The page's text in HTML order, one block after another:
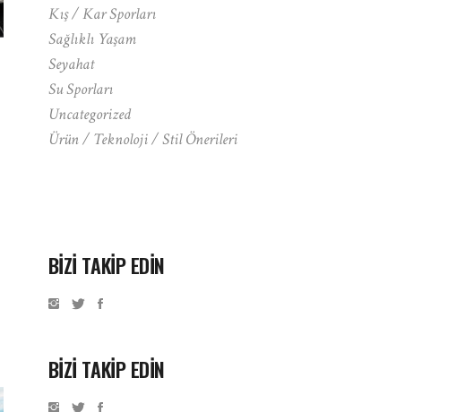
Kış / Kar Sporları
Sağlıklı Yaşam
Seyahat
Su Sporları
Uncategorized
Ürün / Teknoloji / Stil Önerileri
BIZI TAKIP EDIN
BİZİ TAKİP EDİN